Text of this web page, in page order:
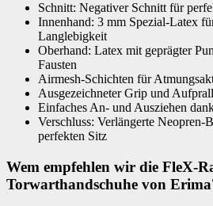
Schnitt: Negativer Schnitt für
Innenhand: 3 mm Spezial-Latex
Langlebigkeit
Oberhand: Latex mit geprägter
Fausten
Airmesh-Schichten für
Ausgezeichneter Grip und
Einfaches An- und Ausziehen
Verschluss: Verlängerte
perfekten Sitz
Wem empfehlen wir die FleX-
Torwarthandschuhe von